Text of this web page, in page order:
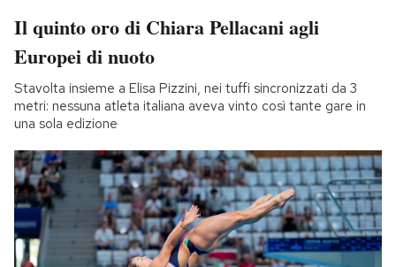
Il quinto oro di Chiara Pellacani agli
Europei di nuoto
Stavolta insieme a Elisa Pizzini, nei tuffi sincronizzati da 3
metri: nessuna atleta italiana aveva vinto così tante gare in
una sola edizione